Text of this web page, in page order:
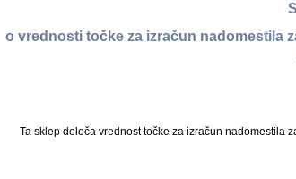
o vrednosti točke za izračun nadomestila
Ta sklep določa vrednost točke za izračun nadomestila